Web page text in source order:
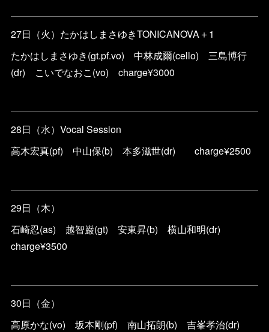
27日（火）たかはしまさゆきTONICANOVA＋1
たかはしまさゆき(gt.pf.vo) 中林成爾(cello) 三島博行
(dr) こいでなおこ(vo) charge¥3000
28日（水）Vocal Session
高木宏真(pf) 中山保(b) 本多滋世(dr) charge¥2500
29日（木）
石崎忍(as) 越智巌(gt) 安東昇(b) 横山和明(dr)
charge¥3500
30日（金）
高原かな(vo) 坂本剛(pf) 南山拓朗(b) 吉峯孝治(dr)